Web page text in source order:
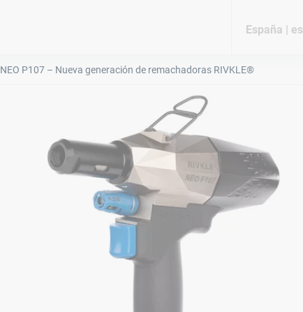
España | es
P107 – Nueva generación de remachadoras RIVKLE®